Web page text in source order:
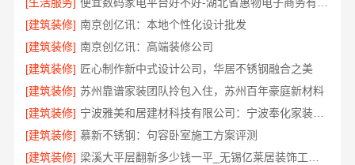
[建筑装修] 南京创亿讯：本地个性化设计批发
[建筑装修] 南京创亿讯：高端装修公司
[建筑装修] 匠心制作新中式设计公司，华居不锈钢融合之美
[建筑装修] 苏州靠谱家装团队拎包入住，苏州百年豪庭新材料
[建筑装修]
宁波雅美和居建材科技有限公司：宁波奉化家装装修线下门店地址
[建筑装修] 慕新不锈钢：句容卧室施工方案评测
[建筑装修]